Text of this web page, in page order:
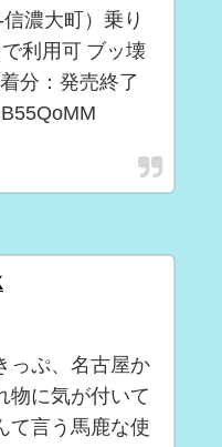
濃大町）乗り
利用可 ブッ壊
分：発売終了
っぷ、名古屋か
物に気が付いて
て言う馬鹿な使